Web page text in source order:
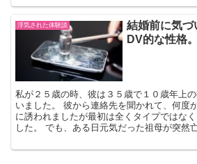
浮気された体験談
結婚前に気づ
DV的な性格。
私が２５歳の時、彼は３５歳で１０歳年上
いました。 彼から連絡先を聞かれて、何度
に誘われましたが最初は全くタイプではな
した。 でも、ある日元気だった祖母が突然